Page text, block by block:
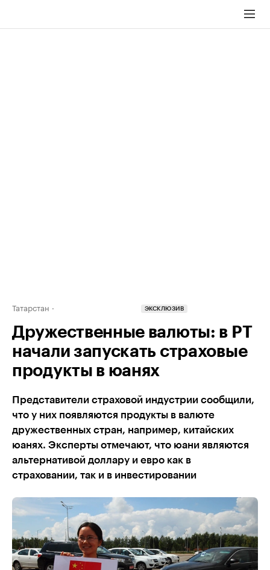
Татарстан ЭКСКЛЮЗИВ
Дружественные валюты: в РТ
начали запускать страховые
продукты в юанях
Представители страховой индустрии сообщили,
что у них появляются продукты в валюте
дружественных стран, например, китайских
юанях. Эксперты отмечают, что юани являются
альтернативой доллару и евро как в
страховании, так и в инвестировании